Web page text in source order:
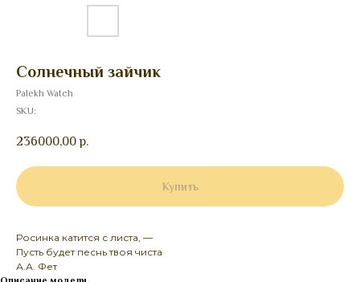
Солнечный зайчик
Palekh Watch
SKU:
236000,00 р.
Купить
Росинка катится с листа, —
Пусть будет песнь твоя чиста
А.А. Фет